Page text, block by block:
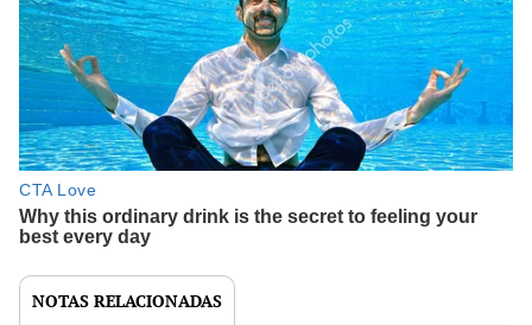
NOTAS RELACIONADAS